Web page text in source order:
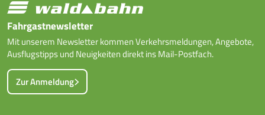
Fahrgastnewsletter
Mit unserem Newsletter kommen Verkehrsmeldungen, Angebote,
Ausflugstipps und Neuigkeiten direkt ins Mail-Postfach.
Zur Anmeldung